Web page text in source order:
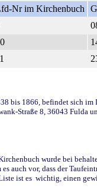
Nr im Kirchenbuch
bis 1866, befindet sich
Straße 8, 36043 Fulda
wurde bei
auch vor, dass der
ist es wichtig, einen